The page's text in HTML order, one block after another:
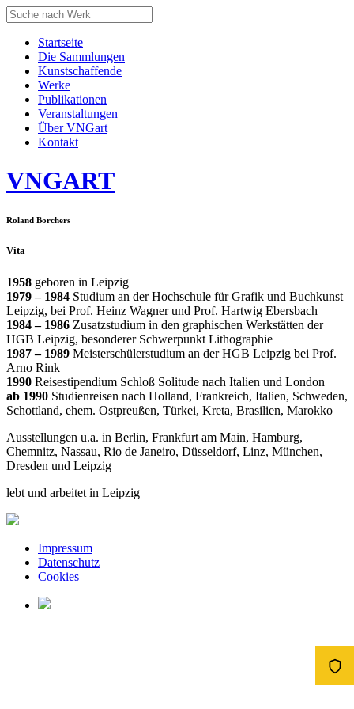
Startseite
Die Sammlungen
Kunstschaffende
Werke
Publikationen
Veranstaltungen
Über VNGart
Kontakt
VNGART
Roland Borchers
Vita
1958 geboren in Leipzig
1979 – 1984 Studium an der Hochschule für Grafik und Buchkunst
Leipzig, bei Prof. Heinz Wagner und Prof. Hartwig Ebersbach
1984 – 1986 Zusatzstudium in den graphischen Werkstätten der
HGB Leipzig, besonderer Schwerpunkt Lithographie
1987 – 1989 Meisterschülerstudium an der HGB Leipzig bei Prof.
Arno Rink
1990 Reisestipendium Schloß Solitude nach Italien und London
ab 1990 Studienreisen nach Holland, Frankreich, Italien, Schweden,
Schottland, ehem. Ostpreußen, Türkei, Kreta, Brasilien, Marokko
Ausstellungen u.a. in Berlin, Frankfurt am Main, Hamburg,
Chemnitz, Nassau, Rio de Janeiro, Düsseldorf, Linz, München,
Dresden und Leipzig
lebt und arbeitet in Leipzig
Impressum
Datenschutz
Cookies